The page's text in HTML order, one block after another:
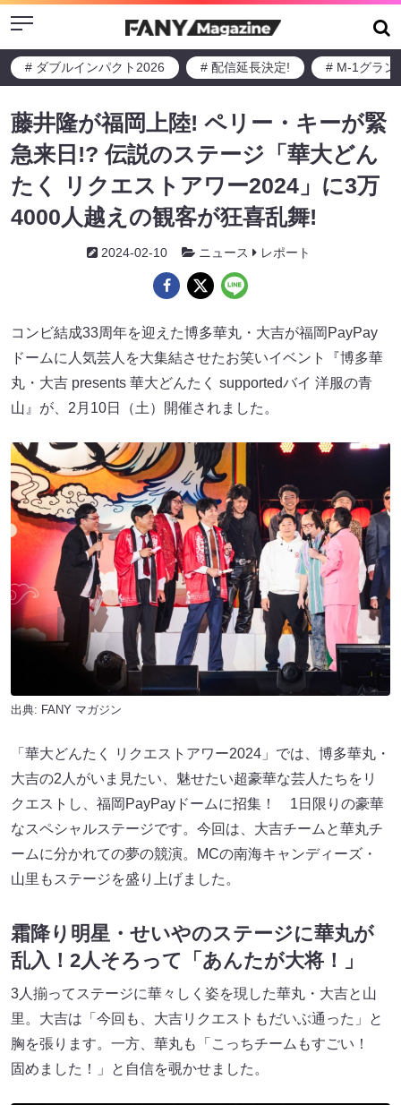
Menu
# ダブルインパクト2026 # 配信延長決定! # M-1グラン
藤井隆が福岡上陸! ペリー・キーが緊
急来日!? 伝説のステージ「華大どん
たく リクエストアワー2024」に3万
4000人越えの観客が狂喜乱舞!
2024-02-10 ニュース レポート
コンビ結成33周年を迎えた博多華丸・大吉が福岡PayPay
ドームに人気芸人を大集結させたお笑いイベント『博多華
丸・大吉 presents 華大どんたく supportedバイ 洋服の青
山』が、2月10日（土）開催されました。
出典: FANY マガジン
「華大どんたく リクエストアワー2024」では、博多華丸・
大吉の2人がいま見たい、魅せたい超豪華な芸人たちをリ
クエストし、福岡PayPayドームに招集！ 1日限りの豪華
なスペシャルステージです。今回は、大吉チームと華丸チ
ームに分かれての夢の競演。MCの南海キャンディーズ・
山里もステージを盛り上げました。
霜降り明星・せいやのステージに華丸が
乱入！2人そろって「あんたが大将！」
3人揃ってステージに華々しく姿を現した華丸・大吉と山
里。大吉は「今回も、大吉リクエストもだいぶ通った」と
胸を張ります。一方、華丸も「こっちチームもすごい！
固めました！」と自信を覗かせました。